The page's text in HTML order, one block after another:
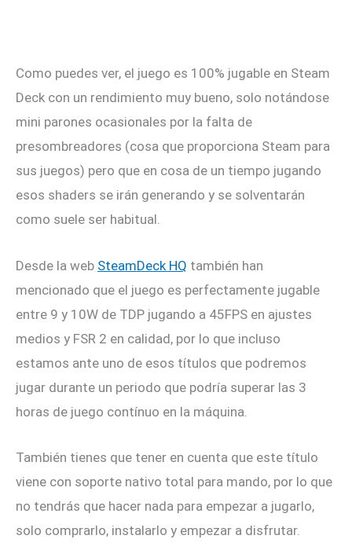
Como puedes ver, el juego es 100% jugable en Steam
Deck con un rendimiento muy bueno, solo notándose
mini parones ocasionales por la falta de
presombreadores (cosa que proporciona Steam para
sus juegos) pero que en cosa de un tiempo jugando
esos shaders se irán generando y se solventarán
como suele ser habitual.
Desde la web SteamDeck HQ también han
mencionado que el juego es perfectamente jugable
entre 9 y 10W de TDP jugando a 45FPS en ajustes
medios y FSR 2 en calidad, por lo que incluso
estamos ante uno de esos títulos que podremos
jugar durante un periodo que podría superar las 3
horas de juego contínuo en la máquina.
También tienes que tener en cuenta que este título
viene con soporte nativo total para mando, por lo que
no tendrás que hacer nada para empezar a jugarlo,
solo comprarlo, instalarlo y empezar a disfrutar.